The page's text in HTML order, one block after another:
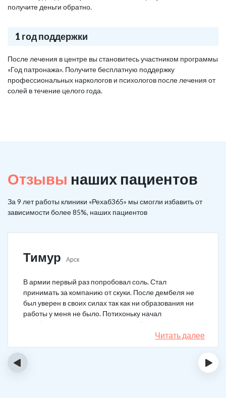
получите деньги обратно.
1 год поддержки
После лечения в центре вы становитесь участником программы
«Год патронажа». Получите бесплатную поддержку
профессиональных наркологов и психологов после лечения от
солей в течение целого года.
Отзывы наших пациентов
За 9 лет работы клиники «Рехаб365» мы смогли избавить от
зависимости более 85%, наших пациентов
Тимур Арск
В армии первый раз попробовал соль. Стал
принимать за компанию от скуки. После дембеля не
был уверен в своих силах так как ни образования ни
работы у меня не было. Потихоньку начал
зарабатывать и тратить их на соль. Спустя год завел
девушку и ей не нравилось мое пристрастие к
наркотикам. Пошел на лечение, чтобы ее не потерять.
Читать далее
‹ ›